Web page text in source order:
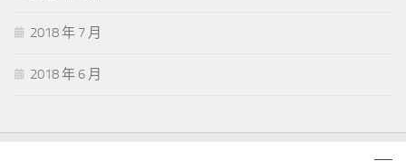
2018 年 7 月
2018 年 6 月